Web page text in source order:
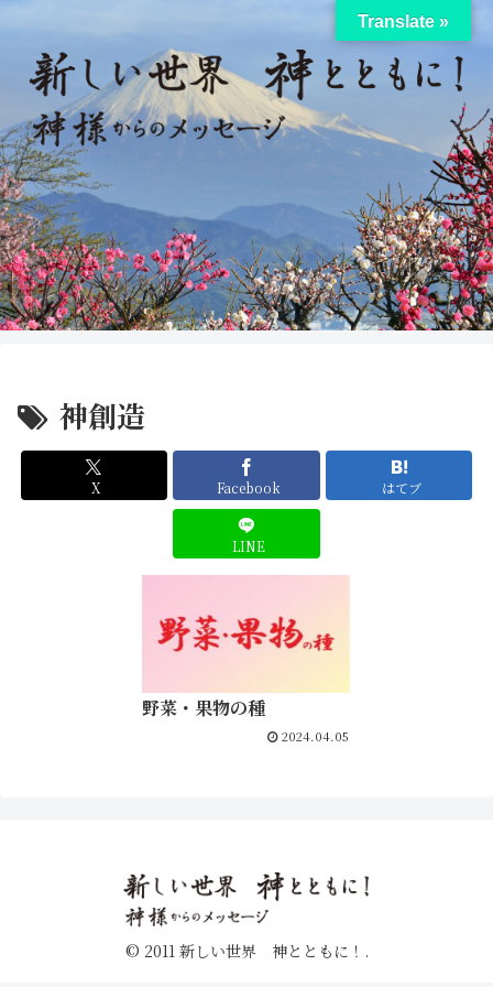
神創造
X Facebook はてブ
LINE
野菜・果物の種
2024.04.05
© 2011 新しい世界 神とともに！.
Translate »